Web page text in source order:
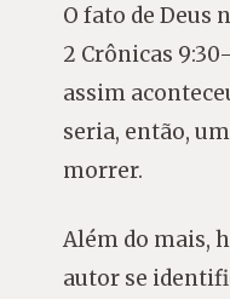
O fato de Deus
2 Crônicas
assim
seria, então,
morrer.
Além do mais,
autor se